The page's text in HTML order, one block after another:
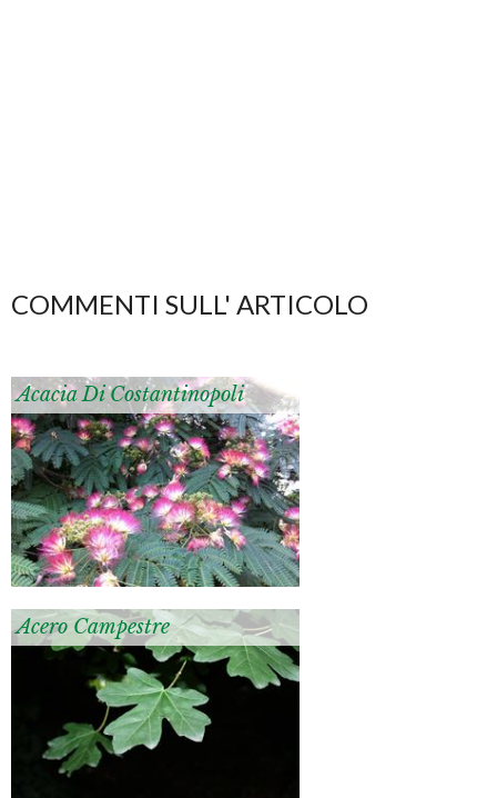
COMMENTI SULL' ARTICOLO
Acacia Di Costantinopoli
Acero Campestre